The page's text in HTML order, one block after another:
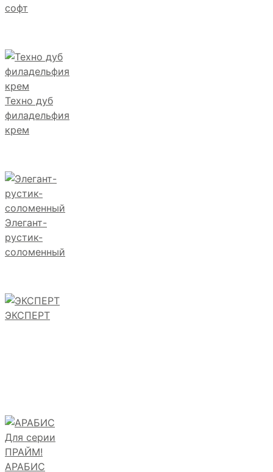
софт
Техно дуб
филадельфия
крем
Элегант-
рустик-
соломенный
ЭКСПЕРТ
АРАБИС